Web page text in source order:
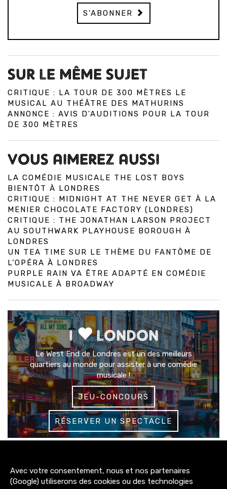
S'ABONNER
SUR LE MÊME SUJET
CRITIQUE : LA TOUR DE 300 MÈTRES LE
MUSICAL AU THÉÂTRE DES MATHURINS
ANNONCE : AVIS D'AUDITIONS POUR LA TOUR
DE 300 MÈTRES
VOUS AIMEREZ AUSSI
LA COMÉDIE MUSICALE THE LOST BOYS
BIENTÔT À LONDRES
CRITIQUE : MIDNIGHT AT THE NEVER GET À LA
MENIER CHOCOLATE FACTORY (LONDRES)
CRITIQUE : THE JONATHAN LARSON PROJECT
AU SOUTHWARK PLAYHOUSE BOROUGH À
LONDRES
UN TEA TIME SUR LE THÈME DU FANTÔME DE
L’OPÉRA À LONDRES
PURPLE RAIN VA ÊTRE ADAPTÉ EN COMÉDIE
MUSICALE À BROADWAY
I LONDON
Le West End de Londres est un des meilleurs
quartiers au monde pour assister à une comédie
musicale !
JEU-CONCOURS
RÉSERVER UN SPECTACLE
3200+
abonnés
Avec votre consentement, nous et nos partenaires
(Google) utiliserons des cookies ou des technologies